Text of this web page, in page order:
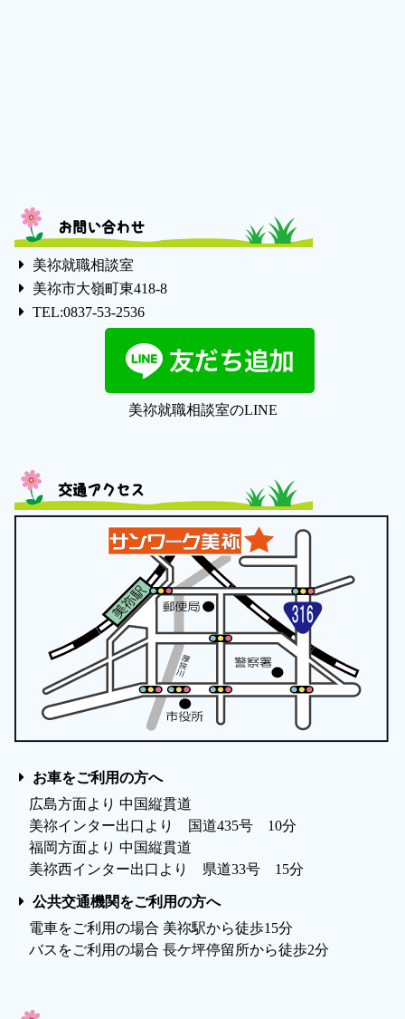
お問い合わせ
美祢就職相談室
美祢市大嶺町東418-8
TEL:0837-53-2536
美祢就職相談室のLINE
交通アクセス
お車をご利用の方へ
広島方面より 中国縦貫道
美祢インター出口より 国道435号 10分
福岡方面より 中国縦貫道
美祢西インター出口より 県道33号 15分
公共交通機関をご利用の方へ
電車をご利用の場合 美祢駅から徒歩15分
バスをご利用の場合 長ケ坪停留所から徒歩2分